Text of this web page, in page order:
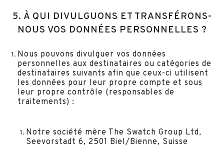
5. À QUI DIVULGUONS ET TRANSFÉRONS-
NOUS VOS DONNÉES PERSONNELLES ?
Nous pouvons divulguer vos données
personnelles aux destinataires ou catégories de
destinataires suivants afin que ceux-ci utilisent
les données pour leur propre compte et sous
leur propre contrôle (responsables de
traitements) :
Notre société mère The Swatch Group Ltd,
Seevorstadt 6, 2501 Biel/Bienne, Suisse